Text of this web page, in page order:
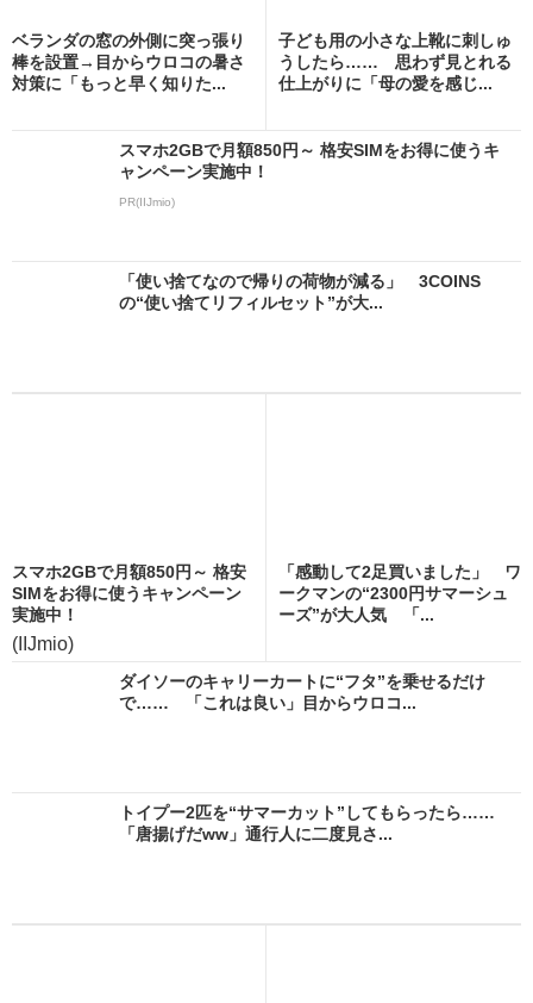
ベランダの窓の外側に突っ張り
棒を設置→目からウロコの暑さ
対策に「もっと早く知りた...
子ども用の小さな上靴に刺しゅ
うしたら…… 思わず見とれる
仕上がりに「母の愛を感じ...
スマホ2GBで月額850円～ 格安SIMをお得に使うキ
ャンペーン実施中！
PR(IIJmio)
「使い捨てなので帰りの荷物が減る」 3COINS
の“使い捨てリフィルセット”が大...
スマホ2GBで月額850円～ 格安
SIMをお得に使うキャンペーン
実施中！
(IIJmio)
「感動して2足買いました」 ワ
ークマンの“2300円サマーシュ
ーズ”が大人気 「...
ダイソーのキャリーカートに“フタ”を乗せるだけ
で…… 「これは良い」目からウロコ...
トイプー2匹を“サマーカット”してもらったら……
「唐揚げだww」通行人に二度見さ...